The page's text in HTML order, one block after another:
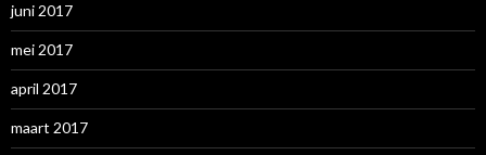
juni 2017
mei 2017
april 2017
maart 2017